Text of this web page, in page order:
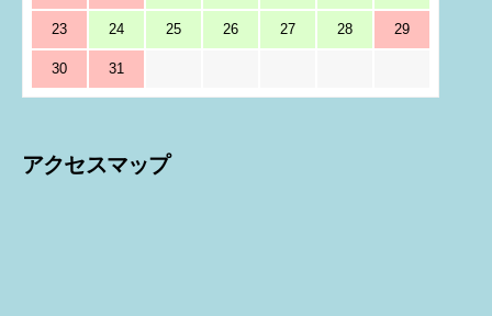
23 24 25 26 27 28 29
30 31
アクセスマップ